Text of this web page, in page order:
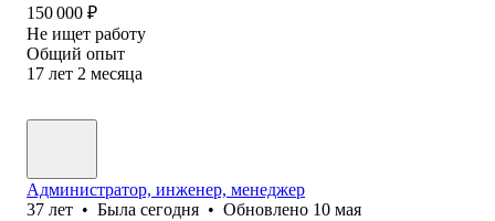
150 000 ₽
Не ищет работу
Общий опыт
17 лет 2 месяца
Администратор, инженер, менеджер
37 лет • Была сегодня • Обновлено 10 мая